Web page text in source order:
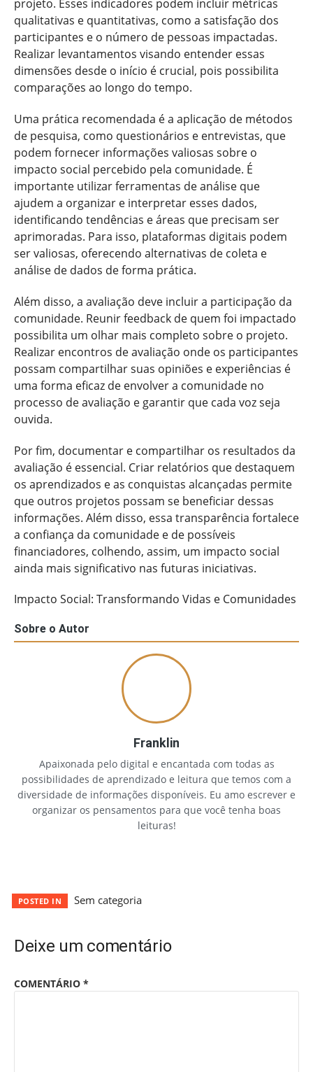
projeto. Esses indicadores podem incluir métricas
qualitativas e quantitativas, como a satisfação dos
participantes e o número de pessoas impactadas.
Realizar levantamentos visando entender essas
dimensões desde o início é crucial, pois possibilita
comparações ao longo do tempo.
Uma prática recomendada é a aplicação de métodos
de pesquisa, como questionários e entrevistas, que
podem fornecer informações valiosas sobre o
impacto social percebido pela comunidade. É
importante utilizar ferramentas de análise que
ajudem a organizar e interpretar esses dados,
identificando tendências e áreas que precisam ser
aprimoradas. Para isso, plataformas digitais podem
ser valiosas, oferecendo alternativas de coleta e
análise de dados de forma prática.
Além disso, a avaliação deve incluir a participação da
comunidade. Reunir feedback de quem foi impactado
possibilita um olhar mais completo sobre o projeto.
Realizar encontros de avaliação onde os participantes
possam compartilhar suas opiniões e experiências é
uma forma eficaz de envolver a comunidade no
processo de avaliação e garantir que cada voz seja
ouvida.
Por fim, documentar e compartilhar os resultados da
avaliação é essencial. Criar relatórios que destaquem
os aprendizados e as conquistas alcançadas permite
que outros projetos possam se beneficiar dessas
informações. Além disso, essa transparência fortalece
a confiança da comunidade e de possíveis
financiadores, colhendo, assim, um impacto social
ainda mais significativo nas futuras iniciativas.
Impacto Social: Transformando Vidas e Comunidades
Sobre o Autor
Franklin
Apaixonada pelo digital e encantada com todas as
possibilidades de aprendizado e leitura que temos com a
diversidade de informações disponíveis. Eu amo escrever e
organizar os pensamentos para que você tenha boas
leituras!
POSTED IN Sem categoria
Deixe um comentário
COMENTÁRIO *